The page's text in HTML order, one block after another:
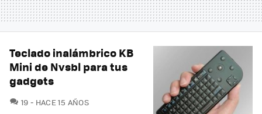
Teclado inalámbrico KB
Mini de Nvsbl para tus
gadgets
19 COMENTARIOS
HACE 15 AÑOS